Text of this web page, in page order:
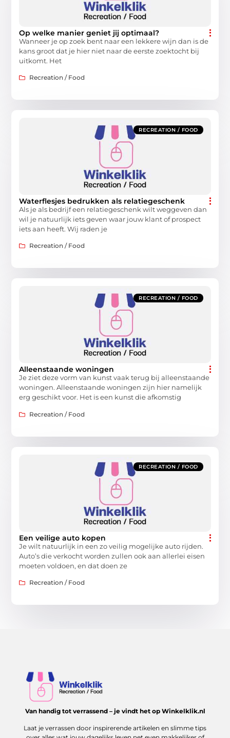
Op welke manier geniet jij optimaal?
Wanneer je op zoek bent naar een lekkere wijn dan is de
kans groot dat je hier niet naar de eerste zoektocht bij
uitkomt. Het
Recreation / Food
RECREATION / FOOD
Waterflesjes bedrukken als relatiegeschenk
Als je als bedrijf een relatiegeschenk wilt weggeven dan
wil je natuurlijk iets geven waar jouw klant of prospect
iets aan heeft. Wij raden je
Recreation / Food
RECREATION / FOOD
Alleenstaande woningen
Je ziet deze vorm van kunst vaak terug bij alleenstaande
woningen. Alleenstaande woningen zijn hier namelijk
erg geschikt voor. Het is een kunst die afkomstig
Recreation / Food
RECREATION / FOOD
Een veilige auto kopen
Je wilt natuurlijk in een zo veilig mogelijke auto rijden.
Auto’s die verkocht worden zullen ook aan allerlei eisen
moeten voldoen, en dat doen ze
Recreation / Food
Van handig tot verrassend – je vindt het op Winkelklik.nl
Laat je verrassen door inspirerende artikelen en slimme tips